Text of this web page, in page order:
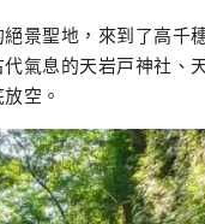
景聖地，來到了高千
氣息的天岩戸神社、
空。